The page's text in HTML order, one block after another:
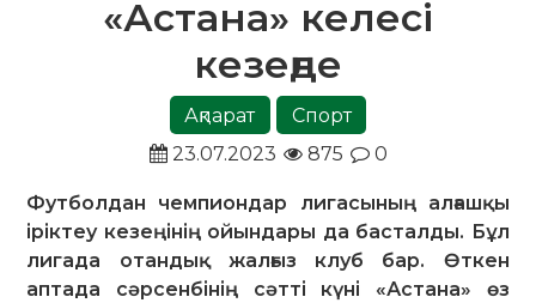
«Астана» келесі
кезеңде
Ақпарат
Спорт
23.07.2023
875 0
Футболдан чемпиондар лигасының алғашқы
іріктеу кезеңінің ойындары да басталды. Бұл
лигада отандық жалғыз клуб бар. Өткен
аптада сәрсенбінің сәтті күні «Астана» өз